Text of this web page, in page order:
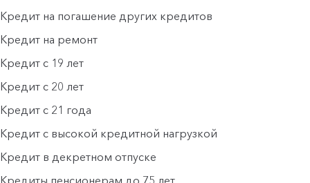
Кредит на погашение других кредитов
Кредит на ремонт
Кредит с 19 лет
Кредит с 20 лет
Кредит с 21 года
Кредит с высокой кредитной нагрузкой
Кредит в декретном отпуске
Кредиты пенсионерам до 75 лет